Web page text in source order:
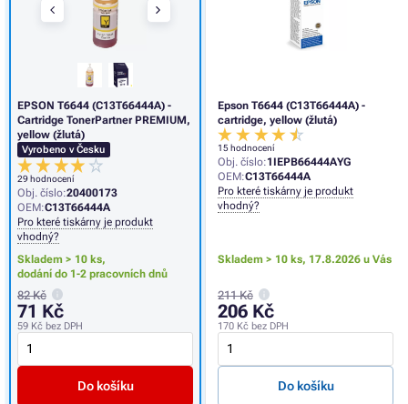
Epson T6644 (C13T66444A) -
cartridge, yellow (žlutá)
15 hodnocení
Obj. číslo:1IEPB66444AYG
OEM:C13T66444A
Pro které tiskárny je produkt
vhodný?
Skladem > 10 ks, 17.8.2026 u Vás
211 Kč
206 Kč
170 Kč bez DPH
Do košíku
EPSON T6644 (C13T66444A) -
Cartridge TonerPartner PREMIUM,
yellow (žlutá)
Vyrobeno v Česku
29 hodnocení
Obj. číslo:20400173
OEM:C13T66444A
Pro které tiskárny je produkt
vhodný?
Skladem > 10 ks,
dodání do 1-2 pracovních dnů
82 Kč
71 Kč
59 Kč bez DPH
Do košíku